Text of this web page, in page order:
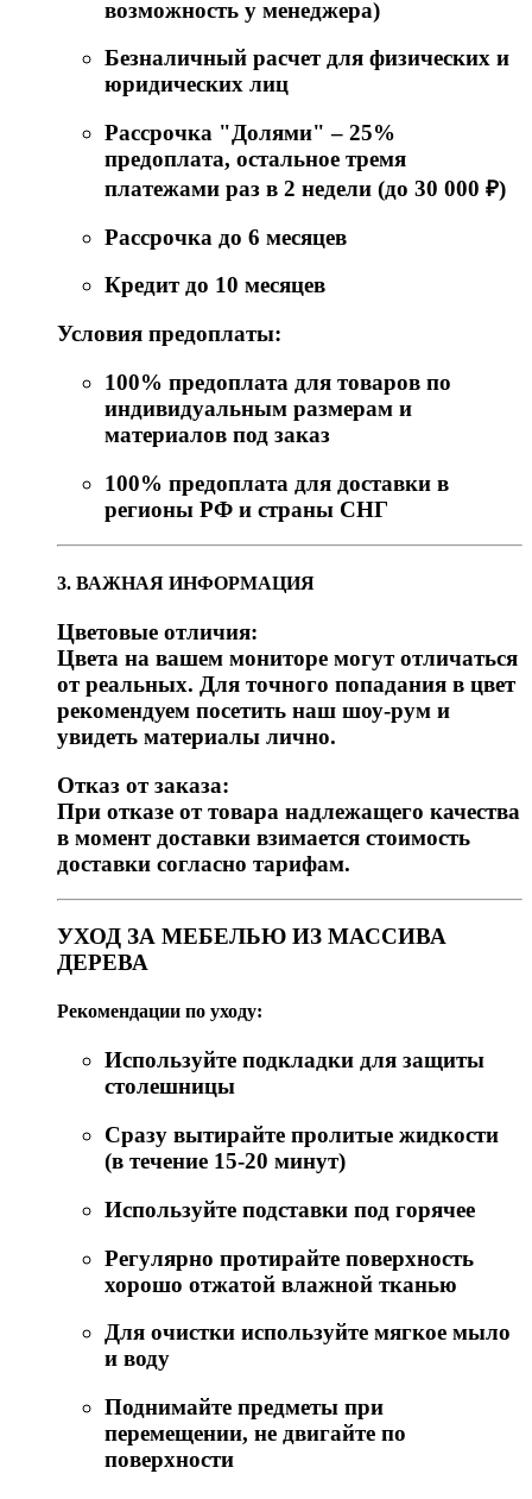
возможность у менеджера)
Безналичный расчет для физических и
юридических лиц
Рассрочка "Долями" – 25%
предоплата, остальное тремя
платежами раз в 2 недели (до 30 000 ₽)
Рассрочка до 6 месяцев
Кредит до 10 месяцев
Условия предоплаты:
100% предоплата для товаров по
индивидуальным размерам и
материалов под заказ
100% предоплата для доставки в
регионы РФ и страны СНГ
3. ВАЖНАЯ ИНФОРМАЦИЯ
Цветовые отличия:
Цвета на вашем мониторе могут отличаться
от реальных. Для точного попадания в цвет
рекомендуем посетить наш шоу-рум и
увидеть материалы лично.
Отказ от заказа:
При отказе от товара надлежащего качества
в момент доставки взимается стоимость
доставки согласно тарифам.
УХОД ЗА МЕБЕЛЬЮ ИЗ МАССИВА
ДЕРЕВА
Рекомендации по уходу:
Используйте подкладки для защиты
столешницы
Сразу вытирайте пролитые жидкости
(в течение 15-20 минут)
Используйте подставки под горячее
Регулярно протирайте поверхность
хорошо отжатой влажной тканью
Для очистки используйте мягкое мыло
и воду
Поднимайте предметы при
перемещении, не двигайте по
поверхности